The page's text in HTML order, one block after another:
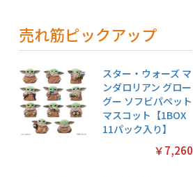
売れ筋ピックアップ
スター・ウォーズ マ
ンダロリアン グロー
グー ソフビパペット
マスコット【1BOX
11パック入り】
￥7,260